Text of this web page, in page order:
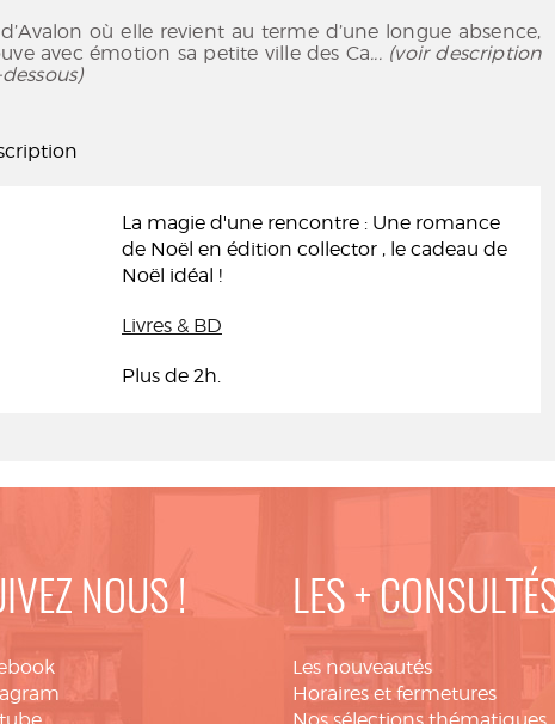
où elle revient au terme d’une longue absence,
avec émotion sa petite ville des Ca... (voir description
La magie d'une rencontre : Une romance
de Noël en édition collector , le cadeau de
Noël idéal !
Livres & BD
Plus de 2h.
NOUS ! LES +
Les nouveautés
Horaires et fermetures